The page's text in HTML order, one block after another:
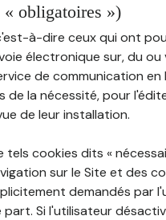
« obligatoires »)
à-dire ceux qui ont
électronique sur, du
de communication en
la nécessité, pour
de leur installation.
cookies dits «
sur le Site et des
demandés par
Si l'utilisateur